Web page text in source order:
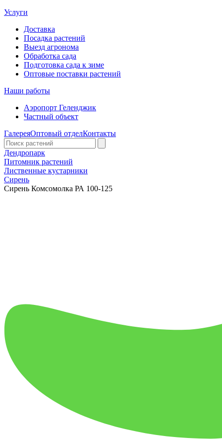
Услуги
Доставка
Посадка растений
Выезд агронома
Обработка сада
Подготовка сада к зиме
Оптовые поставки растений
Наши работы
Аэропорт Геленджик
Частный объект
ГалереяОптовый отделКонтакты
Дендропарк
Питомник растений
Лиственные кустарники
Сирень
Сирень Комсомолка РА 100-125